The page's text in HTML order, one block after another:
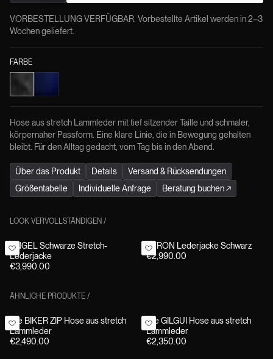
Hose aus stretch Lammleder mit tief sitzender Taille und schmaler,
körpernaher Passform. Eine klare Linie, die in Bewegung gehalten
bleibt. Für den Alltag gedacht, vom Tag bis in den Abend.
FARBE
VORBESTELLUNG VERFÜGBAR. Vorbestellte Artikel werden in 2–3
Wochen geliefert.
Über das Produkt Details
Versand & Rücksendungen
Größentabelle
Individuelle Anfrage Beratung buchen↗
LOOK VERVOLLSTÄNDIGEN /
ANGEL Schwarze Stretch-
Lederjacke
€3,990.00
BYRON Lederjacke Schwarz
€2,990.00
ÄHNLICHE PRODUKTE /
Die BIKER ZIP Hose aus stretch
Lammleder
€2,490.00
Die GILGUI Hose aus stretch
Lammleder
€2,350.00